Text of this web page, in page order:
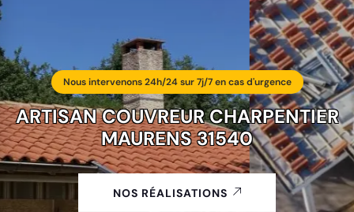
Nous intervenons 24h/24 sur 7j/7 en cas d'urgence
ARTISAN COUVREUR CHARPENTIER
MAURENS 31540
NOS RÉALISATIONS